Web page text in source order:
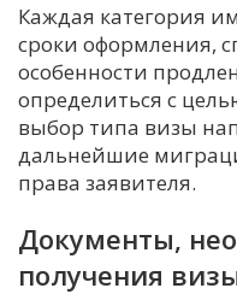
Каждая категория
сроки оформления,
особенности
определиться с
выбор типа визы
дальнейшие
права заявителя.
Документы,
получения